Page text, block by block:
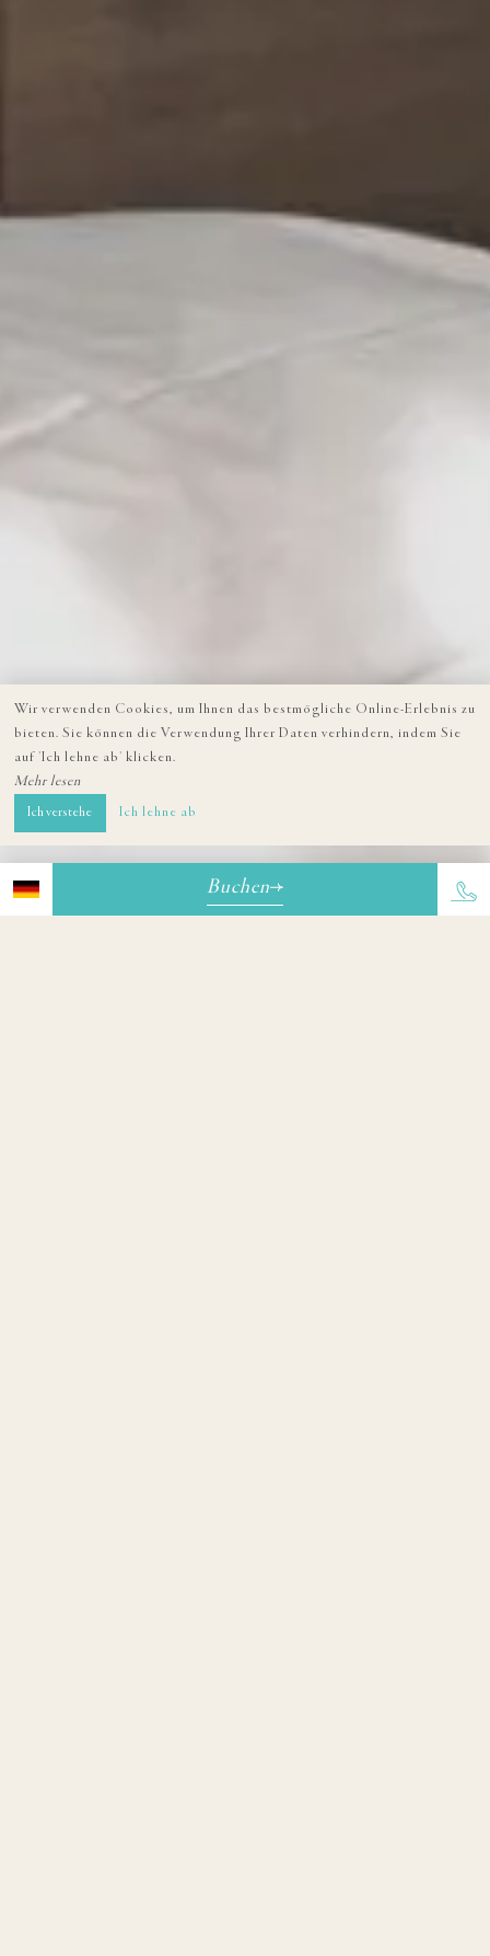
Buchen
Wir verwenden Cookies, um Ihnen das bestmögliche Online-Erlebnis zu
bieten. Sie können die Verwendung Ihrer Daten verhindern, indem Sie
auf 'Ich lehne ab' klicken.
Mehr lesen
Ich verstehe Ich lehne ab